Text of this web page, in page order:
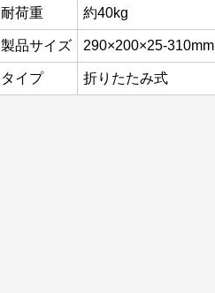
耐荷重 約40kg
製品サイズ 290×200×25-310mm
タイプ 折りたたみ式